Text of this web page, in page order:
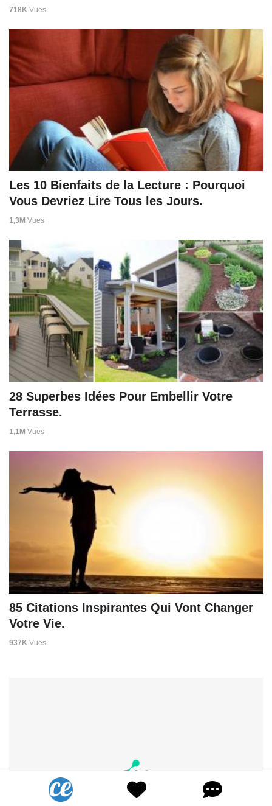
718K Vues
Les 10 Bienfaits de la Lecture : Pourquoi
Vous Devriez Lire Tous les Jours.
1,3M Vues
28 Superbes Idées Pour Embellir Votre
Terrasse.
1,1M Vues
85 Citations Inspirantes Qui Vont Changer
Votre Vie.
937K Vues